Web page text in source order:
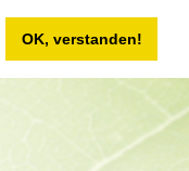
OK, verstanden!